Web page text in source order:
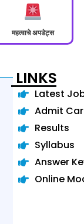
महत्वाचे अपडेट्स
LINKS
Latest
Admit
Results
Syllabus
Answer
Online